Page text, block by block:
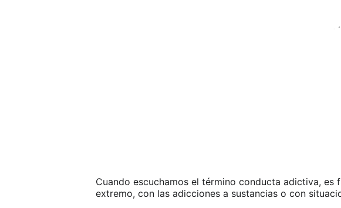
Cuando escuchamos el término conducta adictiva,
extremo, con las adicciones a sustancias o con